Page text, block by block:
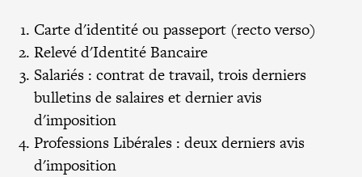
Carte d'identité ou passeport (recto verso)
Relevé d'Identité Bancaire
Salariés : contrat de travail, trois derniers
bulletins de salaires et dernier avis
d'imposition
Professions Libérales : deux derniers avis
d'imposition